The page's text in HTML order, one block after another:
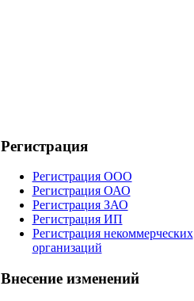
Регистрация
Регистрация ООО
Регистрация ОАО
Регистрация ЗАО
Регистрация ИП
Регистрация некоммерческих
организаций
Внесениеизменений